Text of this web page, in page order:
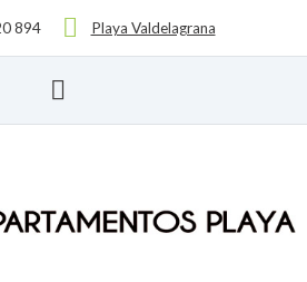
894 Playa Valdelagrana